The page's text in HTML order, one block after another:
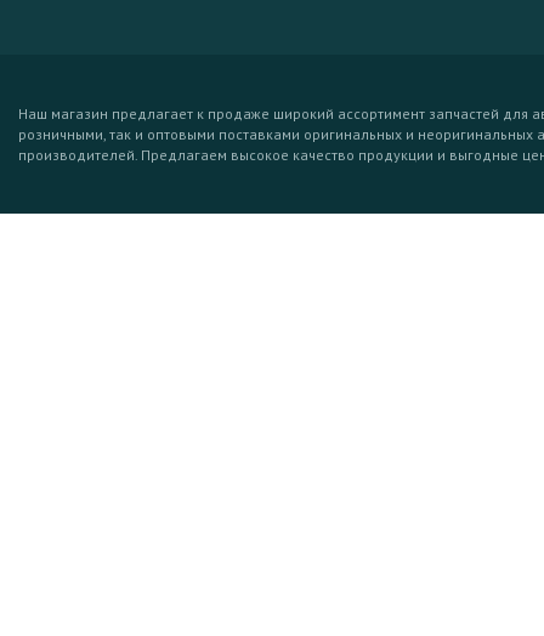
Наш магазин предлагает к продаже широкий ассортимент запчастей для
розничными, так и оптовыми поставками оригинальных и неоригинальных
производителей. Предлагаем высокое качество продукции и выгодные